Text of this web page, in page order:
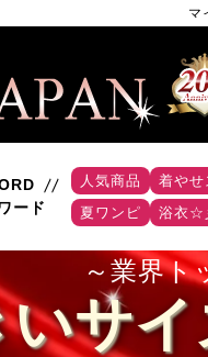
マ
ード
人気商品
着やせ
夏ワンピ
浴衣☆
業界ト
いサ